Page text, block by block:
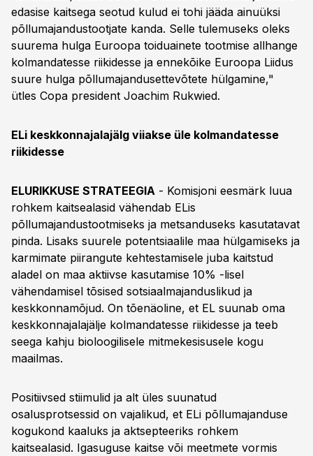
edasise kaitsega seotud kulud ei tohi jääda ainuüksi
põllumajandustootjate kanda. Selle tulemuseks oleks
suurema hulga Euroopa toiduainete tootmise allhange
kolmandatesse riikidesse ja ennekõike Euroopa Liidus
suure hulga põllumajandusettevõtete hülgamine,"
ütles Copa president Joachim Rukwied.
ELi keskkonnajalajälg viiakse üle kolmandatesse
riikidesse
ELURIKKUSE STRATEEGIA - Komisjoni eesmärk luua
rohkem kaitsealasid vähendab ELis
põllumajandustootmiseks ja metsanduseks kasutatavat
pinda. Lisaks suurele potentsiaalile maa hülgamiseks ja
karmimate piirangute kehtestamisele juba kaitstud
aladel on maa aktiivse kasutamise 10% -lisel
vähendamisel tõsised sotsiaalmajanduslikud ja
keskkonnamõjud. On tõenäoline, et EL suunab oma
keskkonnajalajälje kolmandatesse riikidesse ja teeb
seega kahju bioloogilisele mitmekesisusele kogu
maailmas.
Positiivsed stiimulid ja alt üles suunatud
osalusprotsessid on vajalikud, et ELi põllumajanduse
kogukond kaaluks ja aktsepteeriks rohkem
kaitsealasid. Igasuguse kaitse või meetmete vormis